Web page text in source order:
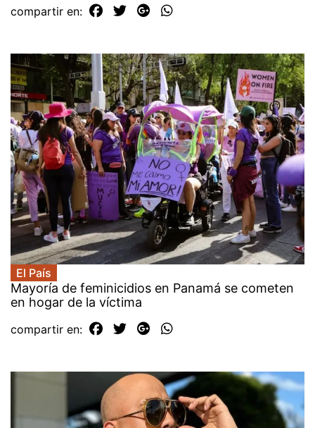
compartir en:
El País
Mayoría de feminicidios en Panamá se cometen
en hogar de la víctima
compartir en: